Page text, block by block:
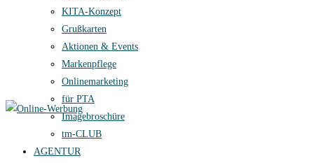
KITA-Konzept
Grußkarten
Aktionen & Events
Markenpflege
Onlinemarketing
für PTA
Imagebroschüre
tm-CLUB
AGENTUR